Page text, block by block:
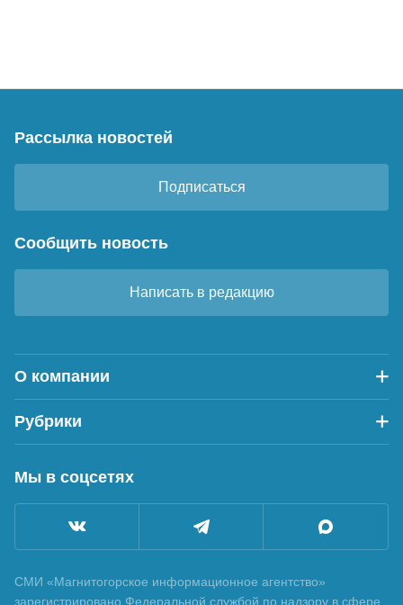
Рассылка новостей
Подписаться
Сообщить новость
Написать в редакцию
О компании
Рубрики
Мы в соцсетях
СМИ «Магнитогорское информационное агентство»
зарегистрировано Федеральной службой по надзору в сфере